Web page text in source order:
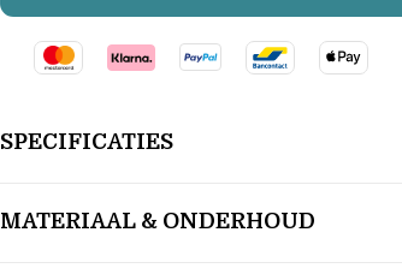
SPECIFICATIES
MATERIAAL & ONDERHOUD